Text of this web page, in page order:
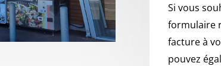
Si vous
formulaire
facture à
pouvez